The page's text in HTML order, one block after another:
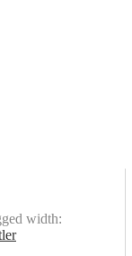
width: